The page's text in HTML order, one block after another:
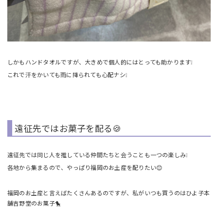
しかもハンドタオルですが、大きめで個人的にはとっても助かります❕
これで汗をかいても雨に降られても心配ナシ❕
遠征先ではお菓子を配る🍪
遠征先では同じ人を推している仲間たちと会うことも一つの楽しみ❕
各地から集まるので、やっぱり福岡のお土産を配りたい😊
福岡のお土産と言えばたくさんあるのですが、私がいつも買うのはひよ子本
舗吉野堂のお菓子🐤